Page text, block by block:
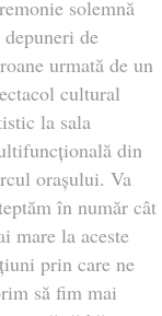
solemnă
depuneri de
urmată de un
cultural
la sala
din
orașului. Va
în număr cât
mare la aceste
prin care ne
să fim mai